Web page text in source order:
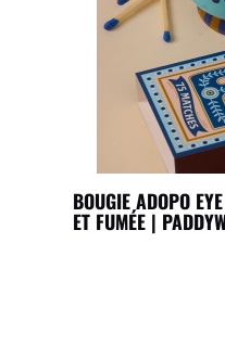
BOUGIE ADOPO
ET FUMÉE |